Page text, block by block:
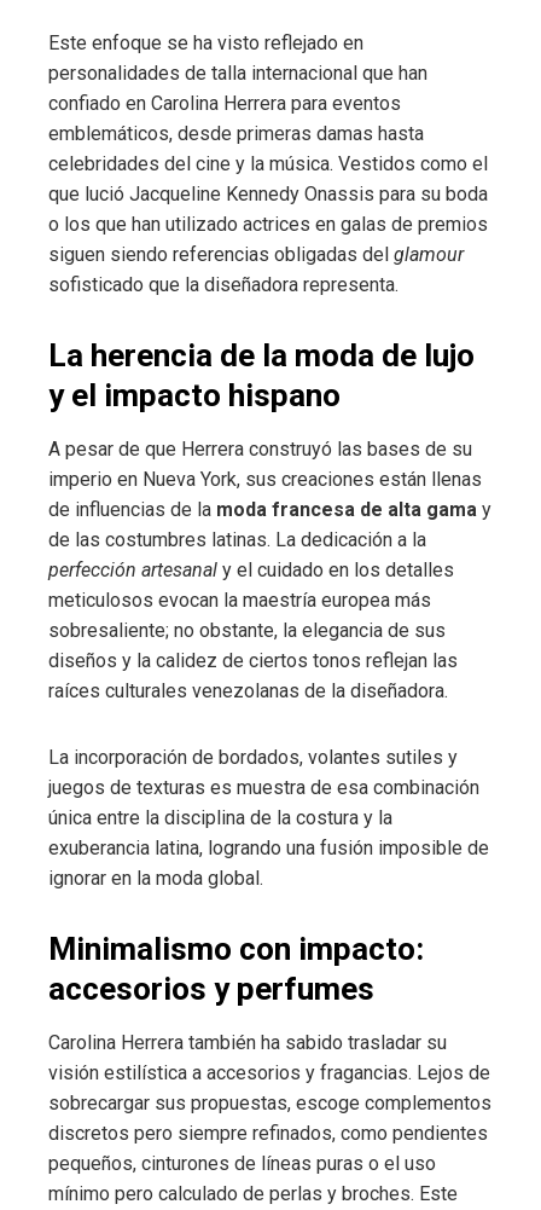
Este enfoque se ha visto reflejado en
personalidades de talla internacional que han
confiado en Carolina Herrera para eventos
emblemáticos, desde primeras damas hasta
celebridades del cine y la música. Vestidos como el
que lució Jacqueline Kennedy Onassis para su boda
o los que han utilizado actrices en galas de premios
siguen siendo referencias obligadas del glamour
sofisticado que la diseñadora representa.
La herencia de la moda de lujo
y el impacto hispano
A pesar de que Herrera construyó las bases de su
imperio en Nueva York, sus creaciones están llenas
de influencias de la moda francesa de alta gama y
de las costumbres latinas. La dedicación a la
perfección artesanal y el cuidado en los detalles
meticulosos evocan la maestría europea más
sobresaliente; no obstante, la elegancia de sus
diseños y la calidez de ciertos tonos reflejan las
raíces culturales venezolanas de la diseñadora.
La incorporación de bordados, volantes sutiles y
juegos de texturas es muestra de esa combinación
única entre la disciplina de la costura y la
exuberancia latina, logrando una fusión imposible de
ignorar en la moda global.
Minimalismo con impacto:
accesorios y perfumes
Carolina Herrera también ha sabido trasladar su
visión estilística a accesorios y fragancias. Lejos de
sobrecargar sus propuestas, escoge complementos
discretos pero siempre refinados, como pendientes
pequeños, cinturones de líneas puras o el uso
mínimo pero calculado de perlas y broches. Este